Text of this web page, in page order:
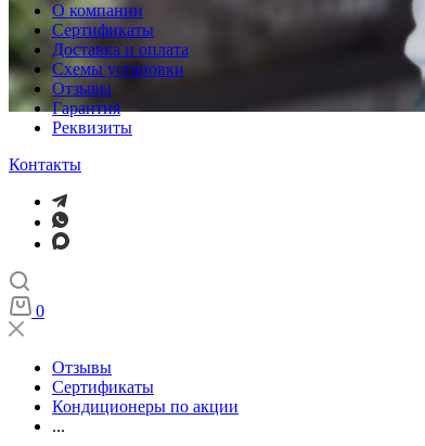
О компании
Сертификаты
Доставка и оплата
Схемы установки
Отзывы
Гарантия
Реквизиты
Контакты
0
Отзывы
Сертификаты
Кондиционеры по акции
...